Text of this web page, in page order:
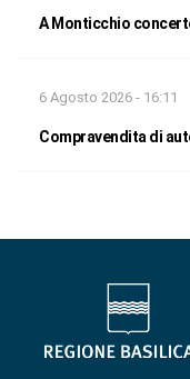
A Monticchio
6 Agosto 2026 - 16:11
Compravendita di